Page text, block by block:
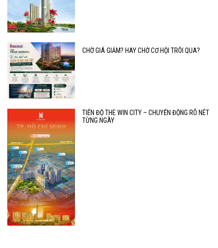
CHỜ GIÁ GIẢM? HAY CHỜ CƠ HỘI TRÔI QUA?
TIẾN ĐỘ THE WIN CITY – CHUYỂN ĐỘNG RÕ NÉT
TỪNG NGÀY